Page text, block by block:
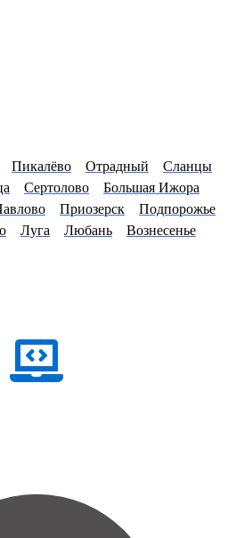
Пикалёво Отрадный
Сланцы
Сертолово
Большая Ижора
Приозерск
Подпорожье
Луга Любань
Вознесенье